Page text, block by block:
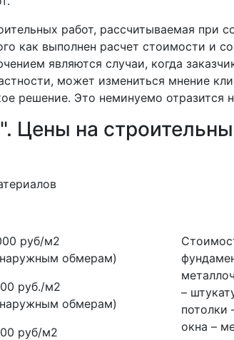
работ, рассчитываемая при
как выполнен расчет стоимости и
являются случаи, когда
может измениться мнение
решение. Это неминуемо отразится
Цены на
руб/м2
обмерам)
руб./м2
обмерам)
руб/м2
–
потолки
окна –